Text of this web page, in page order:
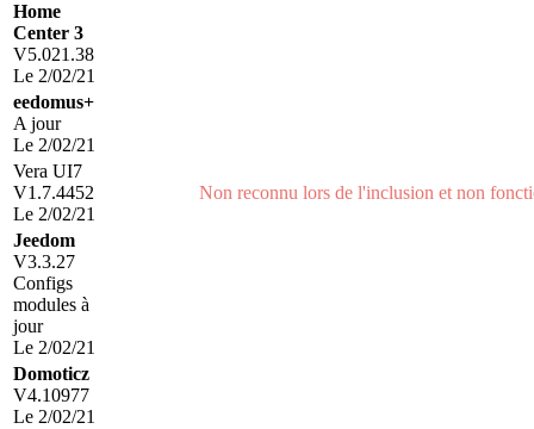
Home
Center 3
V5.021.38
Le 2/02/21
eedomus+
A jour
Le 2/02/21
Vera UI7
V1.7.4452
Le 2/02/21
Non reconnu lors de l'inclusion et non
Jeedom
V3.3.27
Configs
modules à
jour
Le 2/02/21
Domoticz
V4.10977
Le 2/02/21